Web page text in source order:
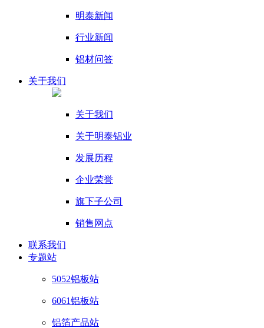
明泰新闻
行业新闻
铝材问答
关于我们
关于我们
关于明泰铝业
发展历程
企业荣誉
旗下子公司
销售网点
联系我们
专题站
5052铝板站
6061铝板站
铝箔产品站